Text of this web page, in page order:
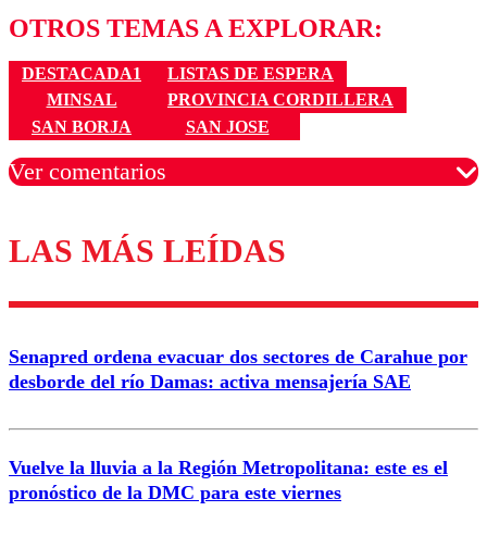
OTROS TEMAS A EXPLORAR:
DESTACADA1
LISTAS DE ESPERA
MINSAL
PROVINCIA CORDILLERA
SAN BORJA
SAN JOSE
Ver comentarios
Los comentarios son moderados para garantizar un
diálogo respetuoso.
Correo
Enviar comentario
LAS MÁS LEÍDAS
Senapred ordena evacuar dos sectores de Carahue por
desborde del río Damas: activa mensajería SAE
Vuelve la lluvia a la Región Metropolitana: este es el
pronóstico de la DMC para este viernes